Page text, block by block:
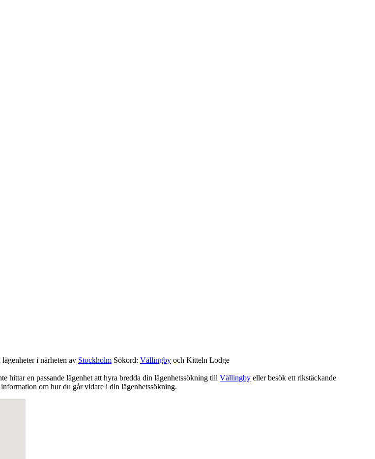
i närheten av Stockholm Sökord: Vällingby och Kitteln Lodge
hittar en passande lägenhet att hyra bredda din lägenhetssökning till Vällingby eller besök ett rikstäckande
om hur du går vidare i din lägenhetssökning.